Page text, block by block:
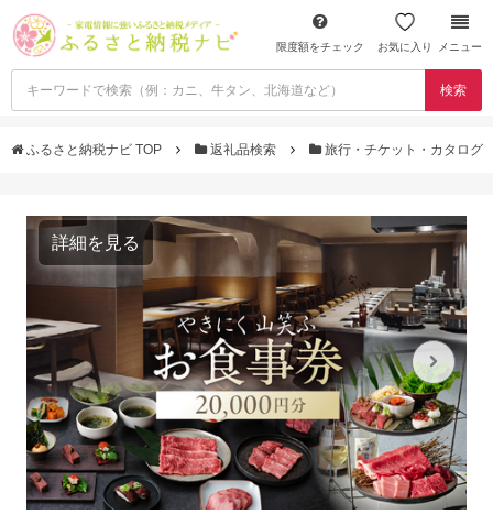
限度額をチェック お気に入り メニュー
検索
ふるさと納税ナビ TOP 返礼品検索 旅行・チケット・カタログ
詳細を見る